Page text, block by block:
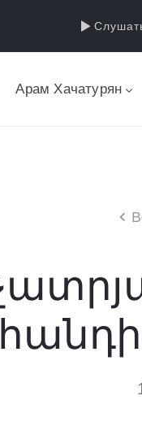
Арам Хачатурян